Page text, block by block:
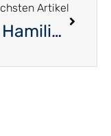
Artikel
Jean Hamilius – Ein stattlicher Kastanienbaum auf dem Eicherfeld